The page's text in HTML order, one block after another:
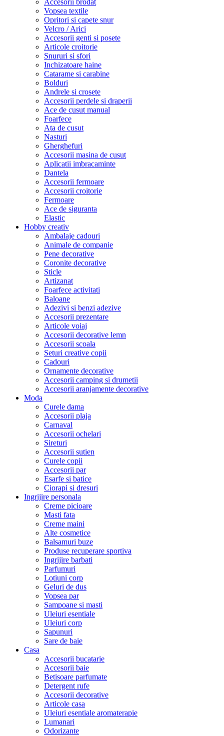
Accesorii brodat
Vopsea textile
Opritori si capete snur
Velcro / Arici
Accesorii genti si posete
Articole croitorie
Snururi si sfori
Inchizatoare haine
Catarame si carabine
Bolduri
Andrele si crosete
Accesorii perdele si draperii
Ace de cusut manual
Foarfece
Ata de cusut
Nasturi
Gherghefuri
Accesorii masina de cusut
Aplicatii imbracaminte
Dantela
Accesorii fermoare
Accesorii croitorie
Fermoare
Ace de siguranta
Elastic
Hobby creativ
Ambalaje cadouri
Animale de companie
Pene decorative
Coronite decorative
Sticle
Artizanat
Foarfece activitati
Baloane
Adezivi si benzi adezive
Accesorii prezentare
Articole voiaj
Accesorii decorative lemn
Accesorii scoala
Seturi creative copii
Cadouri
Ornamente decorative
Accesorii camping si drumetii
Accesorii aranjamente decorative
Moda
Curele dama
Accesorii plaja
Carnaval
Accesorii ochelari
Sireturi
Accesorii sutien
Curele copii
Accesorii par
Esarfe si batice
Ciorapi si dresuri
Ingrijire personala
Creme picioare
Masti fata
Creme maini
Alte cosmetice
Balsamuri buze
Produse recuperare sportiva
Ingrijire barbati
Parfumuri
Lotiuni corp
Geluri de dus
Vopsea par
Sampoane si masti
Uleiuri esentiale
Uleiuri corp
Sapunuri
Sare de baie
Casa
Accesorii bucatarie
Accesorii baie
Betisoare parfumate
Detergent rufe
Accesorii decorative
Articole casa
Uleiuri esentiale aromaterapie
Lumanari
Odorizante